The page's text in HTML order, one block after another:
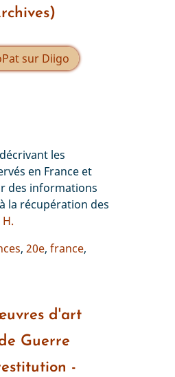
sur Diigo
les
en France et
des informations
la récupération des
, 20e, france,
d'art
Guerre
-